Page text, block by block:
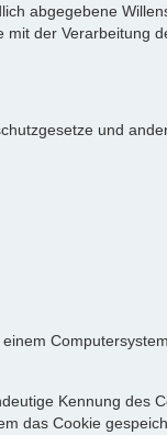
abgegebene
mit der Verarbeitung
und
Kennung des
das Cookie